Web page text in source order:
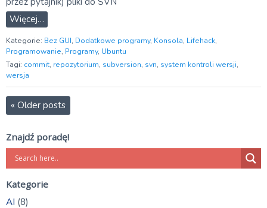
Więcej…
Kategorie: Bez GUI, Dodatkowe programy, Konsola, Lifehack,
Programowanie, Programy, Ubuntu
Tagi: commit, repozytorium, subversion, svn, system kontroli wersji,
wersja
« Older posts
Znajdź poradę!
Kategorie
AI (8)